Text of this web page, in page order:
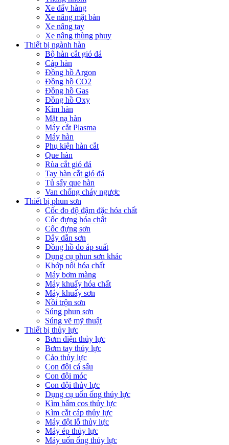
Xe đẩy hàng
Xe nâng mặt bàn
Xe nâng tay
Xe nâng thùng phuy
Thiết bị ngành hàn
Bộ hàn cắt gió đá
Cáp hàn
Đồng hồ Argon
Đồng hồ CO2
Đồng hồ Gas
Đồng hồ Oxy
Kìm hàn
Mặt nạ hàn
Máy cắt Plasma
Máy hàn
Phụ kiện hàn cắt
Que hàn
Rùa cắt gió đá
Tay hàn cắt gió đá
Tủ sấy que hàn
Van chống cháy ngược
Thiết bị phun sơn
Cốc đo độ đậm đặc hóa chất
Cốc đựng hóa chất
Cốc đựng sơn
Dây dẫn sơn
Đồng hồ đo áp suất
Dụng cụ phun sơn khác
Khớp nối hóa chất
Máy bơm màng
Máy khuấy hóa chất
Máy khuấy sơn
Nồi trộn sơn
Súng phun sơn
Súng vẽ mỹ thuật
Thiết bị thủy lực
Bơm điện thủy lực
Bơm tay thủy lực
Cảo thủy lực
Con đội cá sấu
Con đội móc
Con đội thủy lực
Dụng cụ uốn ống thủy lực
Kìm bấm cos thủy lực
Kìm cắt cáp thủy lực
Máy đột lỗ thủy lực
Máy ép thủy lực
Máy uốn ống thủy lực